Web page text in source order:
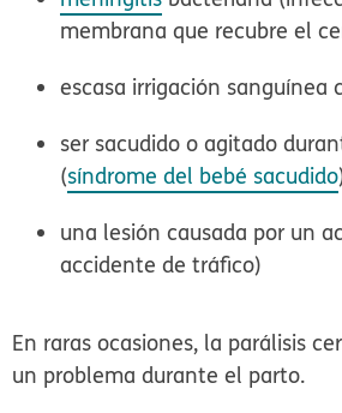
membrana que recubre el
escasa irrigación sanguínea
ser sacudido o agitado
(síndrome del bebé sacudido
una lesión causada por un
accidente de tráfico)
En raras ocasiones, la parálisis
un problema durante el parto.